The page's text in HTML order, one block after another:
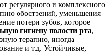
регулярного и комплексного
обострений, уменьшения
потери зубов, которое
гигиену полости рта,
терапию, иногда
и т.д. Устойчивые,